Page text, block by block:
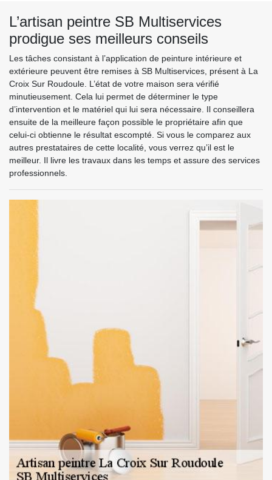
L’artisan peintre SB Multiservices
prodigue ses meilleurs conseils
Les tâches consistant à l’application de peinture intérieure et
extérieure peuvent être remises à SB Multiservices, présent à La
Croix Sur Roudoule. L’état de votre maison sera vérifié
minutieusement. Cela lui permet de déterminer le type
d’intervention et le matériel qui lui sera nécessaire. Il conseillera
ensuite de la meilleure façon possible le propriétaire afin que
celui-ci obtienne le résultat escompté. Si vous le comparez aux
autres prestataires de cette localité, vous verrez qu’il est le
meilleur. Il livre les travaux dans les temps et assure des services
professionnels.